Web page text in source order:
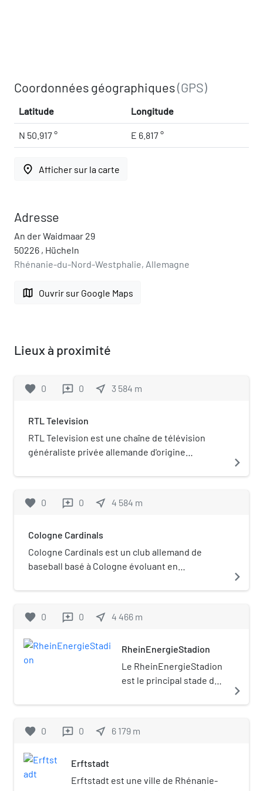
Coordonnées géographiques(GPS)
Latitude Longitude
N 50.917 ° E 6.817 °
place Afficher sur la carte
Adresse
An der Waidmaar 29
50226 , Hücheln
Rhénanie-du-Nord-Westphalie, Allemagne
map Ouvrir sur Google Maps
Lieux à proximité
favorite 0 reviews 0 near_me 3 584 m
RTL Television
RTL Television est une chaîne de télévision
généraliste privée allemande d'origine
navigate_next
favorite 0 reviews 0 near_me 4 584 m
Cologne Cardinals
Cologne Cardinals est un club allemand de
baseball basé à Cologne évoluant en
navigate_next
favorite 0 reviews 0 near_me 4 466 m
RheinEnergieStadion
Le RheinEnergieStadion
est le principal stade de
est utilisé
football. Il est construit
C'est le stade du 1.FC
navigate_next
favorite 0 reviews 0 near_me 6 179 m
Erftstadt
Erftstadt est une ville de Rhénanie-